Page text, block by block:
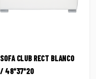
SOFA CLUB RECT BLANCO
/ 48*37*20